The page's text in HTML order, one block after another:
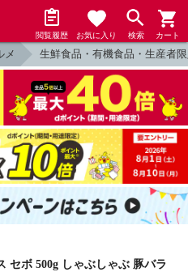
閲覧履歴 お気に入り 検索 カート
メ 生鮮食品・有機食品・生産者
セボ 500g しゃぶしゃぶ 豚バラ